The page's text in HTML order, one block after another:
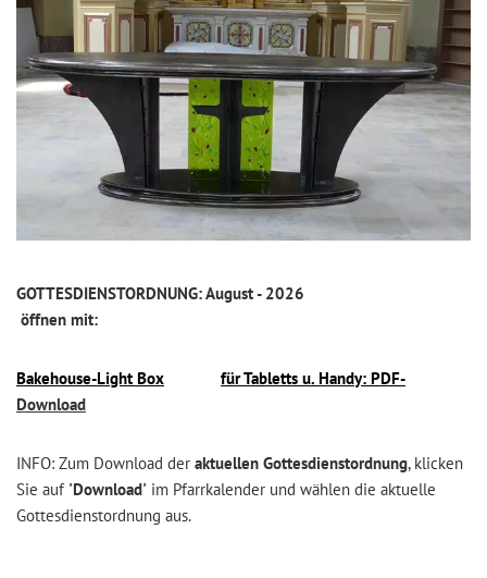
GOTTESDIENSTORDNUNG: August - 2026
öffnen mit:
Bakehouse-Light Box fürTabletts u. Handy: PDF-
Download
INFO: Zum Download der aktuellen Gottesdienstordnung, klicken
Sie auf 'Download' im Pfarrkalender und wählen die aktuelle
Gottesdienstordnung aus.